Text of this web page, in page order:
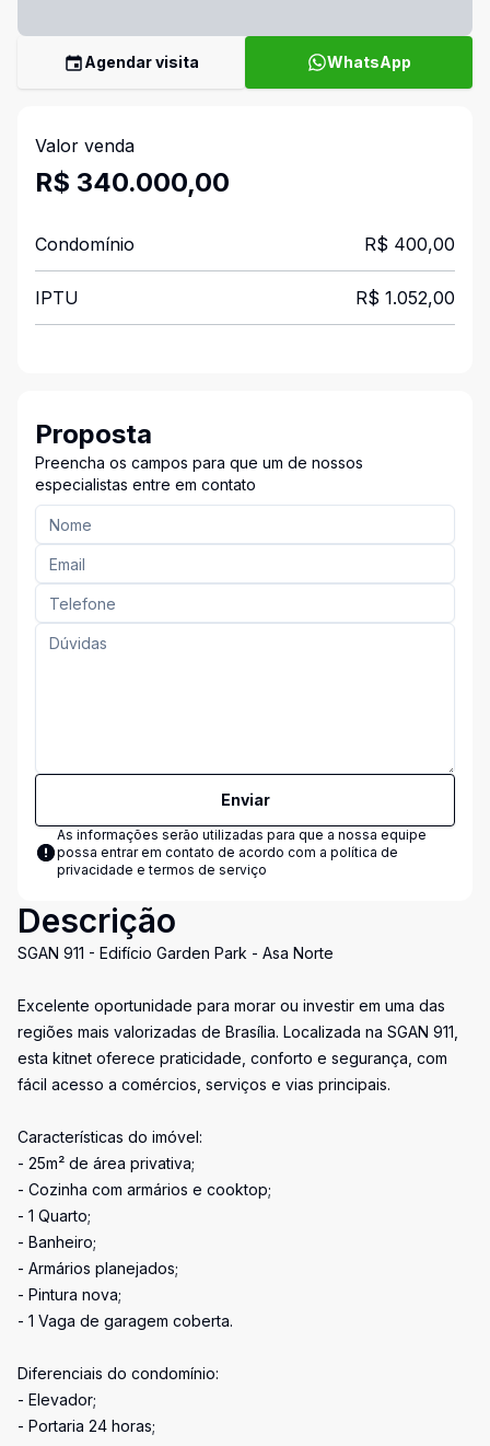
Agendar visita WhatsApp
Valor venda
R$ 340.000,00
Condomínio R$ 400,00
IPTU R$ 1.052,00
Proposta
Preencha os campos para que um de nossos
especialistas entre em contato
Enviar
As informações serão utilizadas para que a nossa equipe
possa entrar em contato de acordo com a política de
privacidade e termos de serviço
Descrição
SGAN 911 - Edifício Garden Park - Asa Norte
Excelente oportunidade para morar ou investir em uma das
regiões mais valorizadas de Brasília. Localizada na SGAN 911,
esta kitnet oferece praticidade, conforto e segurança, com
fácil acesso a comércios, serviços e vias principais.
Características do imóvel:
- 25m² de área privativa;
- Cozinha com armários e cooktop;
- 1 Quarto;
- Banheiro;
- Armários planejados;
- Pintura nova;
- 1 Vaga de garagem coberta.
Diferenciais do condomínio:
- Elevador;
- Portaria 24 horas;